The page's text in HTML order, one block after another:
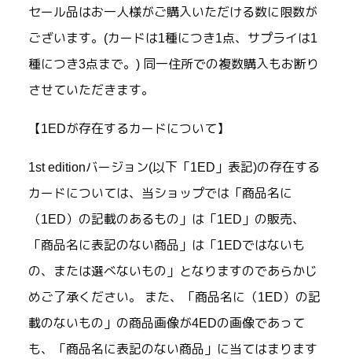
セール品はお一人様がご購入いただける数に限数が
ございます。(カードは1種につき1点、サプライは1
種につき3点まで。) 同一住所での複数購入もお断り
させていただきます。
【1EDが存在するカードについて】
1st editionバージョン(以下「1ED」表記)の存在する
カードについては、当ショップでは「商品名に
（1ED）の記載のあるもの」は「1ED」の販売、
「商品名に表記のない商品」は「1EDではないも
の、または選べないもの」となりますのであらかじ
めご了承ください。 また、「商品名に（1ED）の記
載のないもの」の商品画像が4EDの画像であって
も、「商品名に表記のない商品」に当てはまります